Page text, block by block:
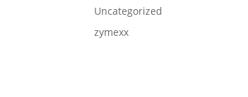
Uncategorized
zymexx